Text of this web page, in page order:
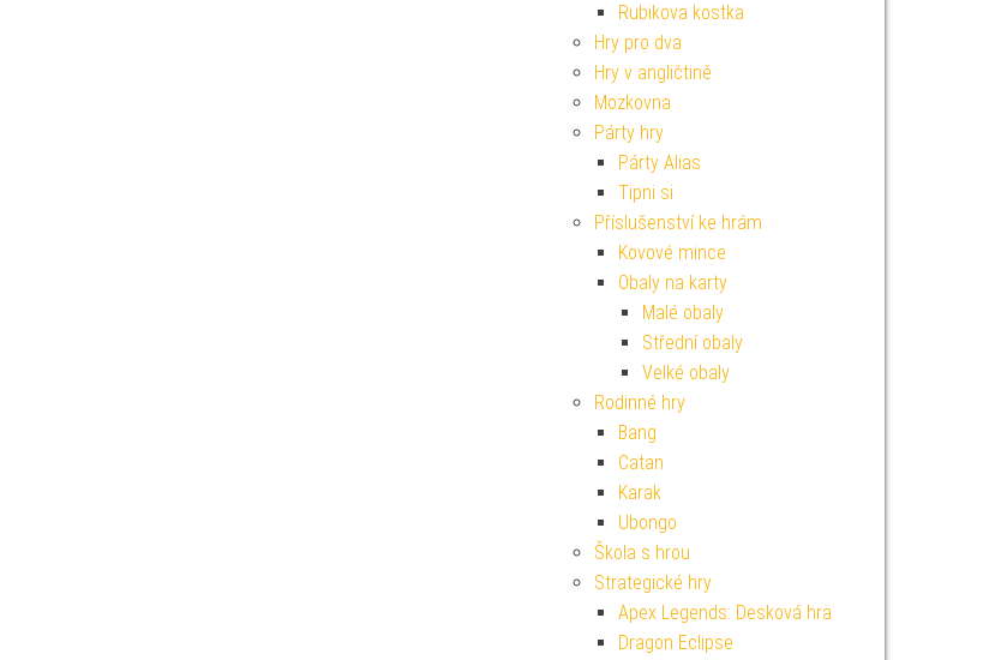
Rubikova kostka
Hry pro dva
Hry v angličtině
Mozkovna
Párty hry
Párty Alias
Tipni si
Příslušenství ke hrám
Kovové mince
Obaly na karty
Malé obaly
Střední obaly
Velké obaly
Rodinné hry
Bang
Catan
Karak
Ubongo
Škola s hrou
Strategické hry
Apex Legends: Desková hra
Dragon Eclipse